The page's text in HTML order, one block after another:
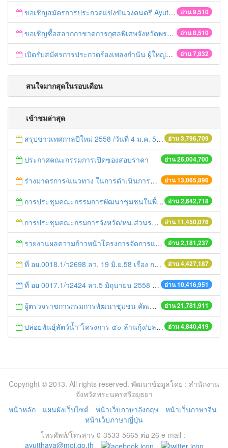
อ่าน 9,510
ขอเชิญสมัครการประกวดแข่งขันวงดนตรี Ayutthaya battle of the bands
อ่าน 8,510
ขอเชิญซื้อสลากกาชาดการกุศลพิเศษจังหวัดพระนครศรีอยุธยา 2560
อ่าน 7,832
เปิดรับสมัครการประกวดร้องเพลงกำนัน ผู้ใหญ่บ้าน ฯลฯ
สนใจมากสุดในรอบเดือน
เข้าชมล่าสุด
อ่าน 3,796,709
สรุปข่าวเทศกาลปีใหม่ 2558 /วันที่ 4 ม.ค. 58
อ่าน 26,004,700
ประกาศคณะกรรมการเปิดซองสอบราคา
อ่าน 13,065,896
ร่างมาตรการ/แนวทาง ในการดำเนินการประกอบการตรวจราชการแบบบูรณาการ
อ่าน 2,642,718
การประชุมคณะกรรมการพัฒนาชุมชนในพื้นที่รอบโรงไฟฟ้า (คพรฟ.) ครั้งที่ 2/2558 กองทุนพัฒนาไฟฟ้าบริษัท โรจนะเพาเวอร์ จำกัด
อ่าน 11,450,076
การประชุมคณะกรมการจังหวัด/หน.ส่วนราชการประจำเดือน มิถุนายน 2558
อ่าน 2,181,237
รายงานผลความก้าวหน้าโครงการจัดการแก้ไขปัญหาขยะ สัปดาห์ที่ 9/2558
อ่าน 4,427,187
ที่ อย.0018.1/ว2698 ลว. 19 มิ.ย.58 เรื่อง การแก้ไขปัญหาหนี้สินให้แก่เกษตรกร
อ่าน 10,416,951
ที่ อย 0017.1/ว2424 ลว.5 มิถุนายน 2558 เรื่อง แจ้งกำหนดตรวจประเมินและให้คะแนนหน่วยงานที่สมัครเข้าร่วมโครงการพัฒนาหน่วยงานต้นแบบในการจัดตั้งศูนย์ข้อมูลข่าวสารของราชการฯ ประจำปีงบประมาณ พ.ศ. 2558
อ่าน 21,781,911
ผู้ตรวจราชการกรมการพัฒนาชุมชน คัดเลือกข้าราชการและลูกจ้างดีเด่น และหน่วยงานพัฒนาชุมชนใสสะอาด ประจำปี ๒๕๕๔
อ่าน 4,840,419
ปล่อยพันธุ์สัตว์น้ำ"โครงการ ๕๐ ล้านกุ้ง/ปลา ฟื้นชีวิตใหม่ให้เจ้าพระยา
Copyright © 2013. All rights reserved. พัฒนาข้อมูลโดย : สำนักงาน
จังหวัดพระนครศรีอยุธยา
หน้าหลัก
แผนผังเว็บไซต์ หน้าเว็บภาษาอังกฤษ
หน้าเว็บภาษาจีน
หน้าเว็บภาษาญี่ปุ่น
โทรศัพท์/โทรสาร 0-3533-5665 ต่อ 26 e-mail :
ayutthaya@moi.go.th